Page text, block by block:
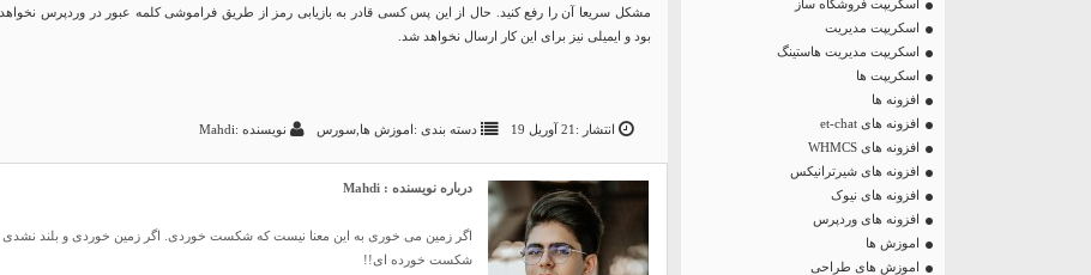
اسکریپت فروشگاه ساز
اسکریپت مدیریت
اسکریپت مدیریت هاستینگ
اسکریپت ها
افزونه ها
افزونه های et-chat
افزونه های WHMCS
افزونه های شیرترانیکس
افزونه های نیوک
افزونه های وردپرس
اموزش ها
اموزش های طراحی
مشکل سریعا آن را رفع کنید. حال از این پس کسی قادر به بازیابی رمز از طریق فراموشی کلمه عبور در وردپرس نخواهد
بود و ایمیلی نیز برای این کار ارسال نخواهد شد.
انتشار :21 آوریل 19 دسته بندی :اموزش ها سورس نویسنده :Mahdi
درباره نویسنده : Mahdi
اگر زمین می خوری به این معنا نیست که شکست خوردی. اگر زمین خوردی و بلند نشدی
شکست خورده ای!!